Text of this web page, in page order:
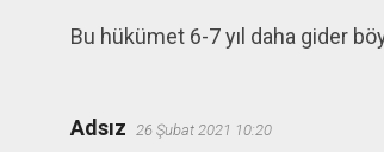
Bu hükümet 6-7 yıl daha gider
Adsız 26 Şubat 2021 10:20